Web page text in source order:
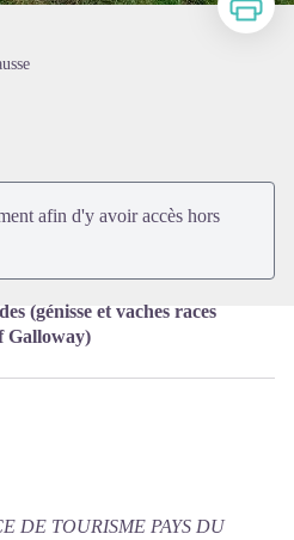
afin d'y avoir accès hors
(génisse et vaches races
Galloway)
DE TOURISME PAYS DU